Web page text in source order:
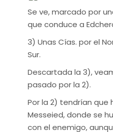
Se ve, marcado por
que conduce a
3) Unas Cías. por el
Sur.
Descartada la 3),
pasado por la 2).
Por la 2) tendrían que
Messeied, donde se
con el enemigo,